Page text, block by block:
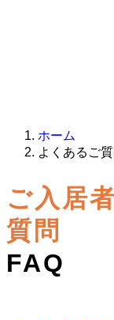
ホーム
よくあるご
ご入居
質問
FAQ